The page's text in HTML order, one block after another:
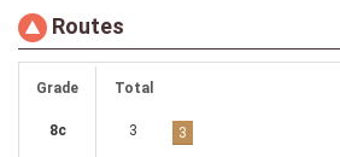
Routes
Grade Total
8c 3 3